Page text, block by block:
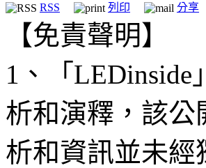
RSS 列印 分享
【免責聲明】
1、「
析和演釋，該
析和資訊並未